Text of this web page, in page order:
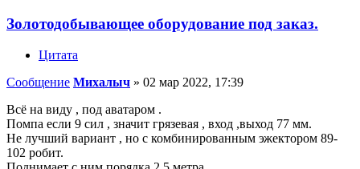
Золотодобывающее оборудование под заказ.
Цитата
Сообщение Михалыч » 02 мар 2022, 17:39
Всё на виду , под аватаром .
Помпа если 9 сил , значит грязевая , вход ,выход 77 мм.
Не лучший вариант , но с комбинированным эжектором 89-
102 робит.